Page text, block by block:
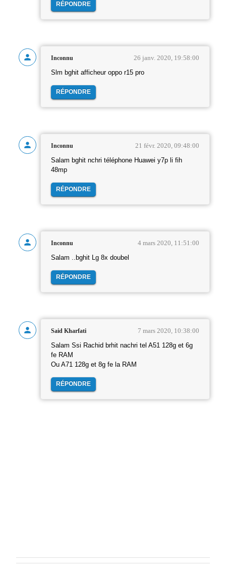
RÉPONDRE
Inconnu 26 janv. 2020, 19:58:00
Slm bghit afficheur oppo r15 pro
RÉPONDRE
Inconnu 21 févr. 2020, 09:48:00
Salam bghit nchri téléphone Huawei y7p li fih
48mp
RÉPONDRE
Inconnu 4 mars 2020, 11:51:00
Salam ..bghit Lg 8x doubel
RÉPONDRE
Said Kharfati 7 mars 2020, 10:38:00
Salam Ssi Rachid brhit nachri tel A51 128g et 6g
fe RAM
Ou A71 128g et 8g fe la RAM
RÉPONDRE